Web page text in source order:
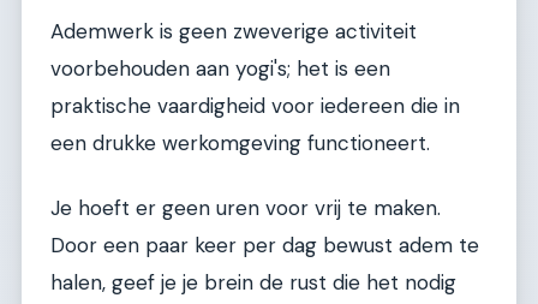
Ademwerk is geen zweverige activiteit
voorbehouden aan yogi's; het is een
praktische vaardigheid voor iedereen die in
een drukke werkomgeving functioneert.
Je hoeft er geen uren voor vrij te maken.
Door een paar keer per dag bewust adem te
halen, geef je je brein de rust die het nodig